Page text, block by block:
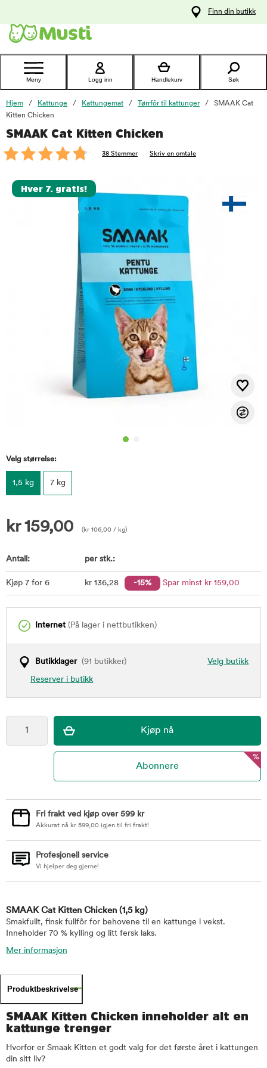
Kontakt
kundeservice
Finn din butikk
Meny Logg inn Handlekurv Søk
Hjem Kattunge Kattungemat Tørrfôr til kattunger
SMAAK Cat
Kitten Chicken
SMAAK Cat Kitten Chicken
38 Stemmer Skriv en omtale
Hver 7. gratis!
Velg størrelse:
1,5 kg 7 kg
kr159,00 ( kr 106,00 / kg)
Antall: per stk.:
Kjøp 7 for 6 kr 136,28 -15% Spar minst kr 159,00
Internet (På lager i nettbutikken)
Velg butikk
Butikklager(91 butikker)
Reserver i butikk
foo
%
Fri frakt ved kjøp over 599 kr
Akkurat nå kr 599,00 igjen til fri frakt!
Profesjonell service
Vi hjelper deg gjerne!
SMAAK Cat Kitten Chicken (1,5 kg)
Smakfullt, finsk fullfôr for behovene til en kattunge i vekst.
Inneholder 70 % kylling og litt fersk laks.
Mer informasjon
Produktbeskrivelse
SMAAK Kitten Chicken inneholder alt en
kattunge trenger
Hvorfor er Smaak Kitten et godt valg for det første året i kattungen
din sitt liv?